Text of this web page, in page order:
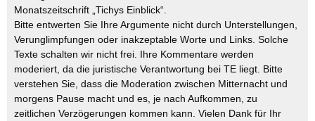
Monatszeitschrift „Tichys Einblick“.
Bitte entwerten Sie Ihre Argumente nicht durch Unterstellungen,
Verunglimpfungen oder inakzeptable Worte und Links. Solche
Texte schalten wir nicht frei. Ihre Kommentare werden
moderiert, da die juristische Verantwortung bei TE liegt. Bitte
verstehen Sie, dass die Moderation zwischen Mitternacht und
morgens Pause macht und es, je nach Aufkommen, zu
zeitlichen Verzögerungen kommen kann. Vielen Dank für Ihr